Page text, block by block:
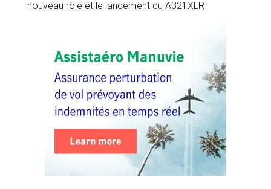
nouveau rôle et le lancement du A321XLR